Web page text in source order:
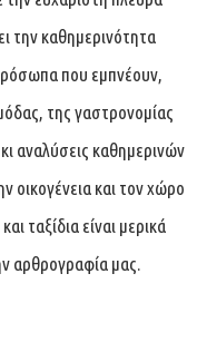
την καθημερινότητα
που εμπνέουν,
της γαστρονομίας
αναλύσεις καθημερινών
οικογένεια και τον χώρο
ταξίδια είναι μερικά
αρθρογραφία μας.